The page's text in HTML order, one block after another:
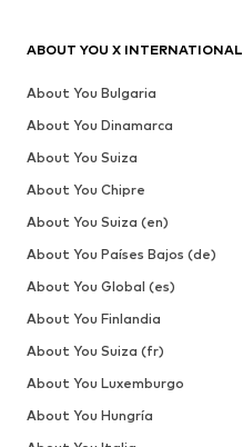
ABOUT YOU X INTERNATIONAL
About You Bulgaria
About You Dinamarca
About You Suiza
About You Chipre
About You Suiza (en)
About You Países Bajos (de)
About You Global (es)
About You Finlandia
About You Suiza (fr)
About You Luxemburgo
About You Hungría